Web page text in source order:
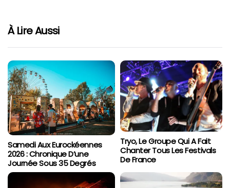
À Lire Aussi
Samedi Aux Eurockéennes
2026 : Chronique D’une
Journée Sous 35 Degrés
Tryo, Le Groupe Qui A Fait
Chanter Tous Les Festivals
De France